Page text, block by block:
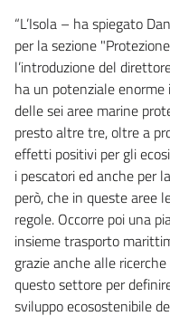
“L’Isola – ha spiegato
per la sezione
l’introduzione del
ha un potenziale
delle sei aree marine
presto altre tre, oltre a
effetti positivi per gli
i pescatori ed anche per
però, che in queste aree
regole. Occorre poi una
insieme trasporto
grazie anche alle
questo settore per
sviluppo ecosostenibile